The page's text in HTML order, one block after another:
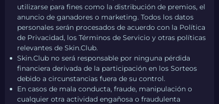
utilizarse para fines como la distribución de premios, el
anuncio de ganadores o marketing. Todos los datos
personales serán procesados de acuerdo con la Política
de Privacidad, los Términos de Servicio y otras políticas
relevantes de Skin.Club.
Skin.Club no será responsable por ninguna pérdida
financiera derivada de la participación en los Sorteos
debido a circunstancias fuera de su control.
En casos de mala conducta, fraude, manipulación o
cualquier otra actividad engañosa o fraudulenta